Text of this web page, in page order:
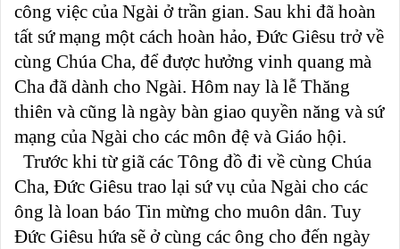
công việc của Ngài ở trần gian. Sau khi đã hoàn
tất sứ mạng một cách hoàn hảo, Đức Giêsu trở về
cùng Chúa Cha, để được hưởng vinh quang mà
Cha đã dành cho Ngài. Hôm nay là lễ Thăng
thiên và cũng là ngày bàn giao quyền năng và sứ
mạng của Ngài cho các môn đệ và Giáo hội.
Trước khi từ giã các Tông đồ đi về cùng Chúa
Cha, Đức Giêsu trao lại sứ vụ của Ngài cho các
ông là loan báo Tin mừng cho muôn dân. Tuy
Đức Giêsu hứa sẽ ở cùng các ông cho đến ngày